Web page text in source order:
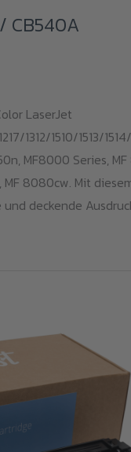
CB540A
LaserJet
1312/1510/1513/
MF8000 Series,
8080cw. Mit
deckende